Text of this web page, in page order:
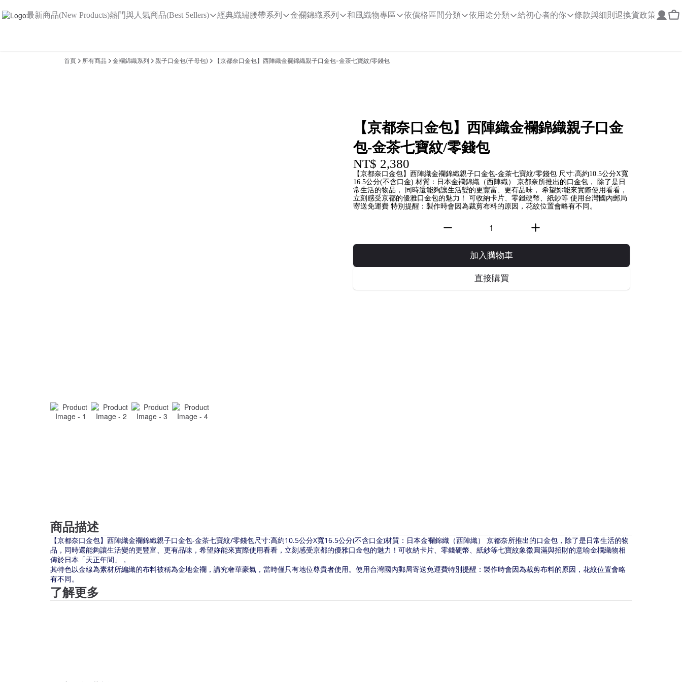
最新商品(New Products)熱門與人氣商品(Best Sellers) 經典織繡腰帶系列 金襴錦織系列 和風織物專區 依價格區間分類 依用途分類 給初心者的你 條款與細則 退換貨政策
首頁 所有商品 金襴錦織系列 親子口金包(子母包) 【京都奈口金包】西陣織金襴錦織親子口金包-金茶七寶紋/零錢包
【京都奈口金包】西陣織金襴錦織親子口金
包-金茶七寶紋/零錢包
NT$ 2,380
【京都奈口金包】西陣織金襴錦織親子口金包-金茶七寶紋/零錢包 尺寸:高約10.5公分X寬
16.5公分(不含口金) 材質：日本金襴錦織（西陣織） 京都奈所推出的口金包， 除了是日
常生活的物品， 同時還能夠讓生活變的更豐富、更有品味， 希望妳能來實際使用看看，
立刻感受京都的優雅口金包的魅力！ 可收納卡片、零錢硬幣、紙鈔等 使用台灣國內郵局
寄送免運費 特別提醒：製作時會因為裁剪布料的原因，花紋位置會略有不同。
加入購物車
直接購買
商品描述
【京都奈口金包】西陣織金襴錦織親子口金包-金茶七寶紋/零錢包尺寸:高約10.5公分X寬16.5公分(不含口金)材質：日本金襴錦織（西陣織） 京都奈所推出的口金包，除了是日常生活的物
品，同時還能夠讓生活變的更豐富、更有品味，希望妳能來實際使用看看，立刻感受京都的優雅口金包的魅力！可收納卡片、零錢硬幣、紙鈔等七寶紋象徵圓滿與招財的意喻金欄織物相
傳於日本「天正年間」，
其特色以金線為素材所編織的布料被稱為金地金襴，講究奢華豪氣，當時僅只有地位尊貴者使用。 使用台灣國內郵局寄送免運費特別提醒：製作時會因為裁剪布料的原因，花紋位置會略
有不同。
了解更多